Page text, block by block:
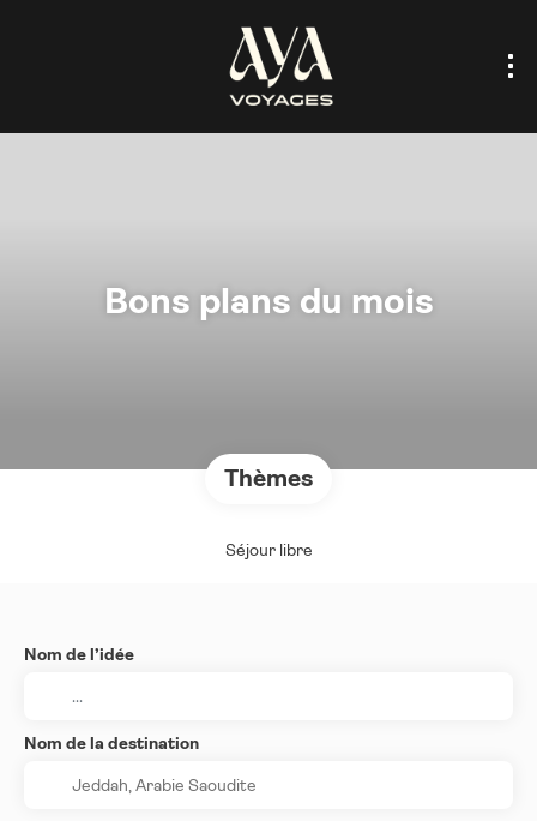
Bons plans du mois
Thèmes
Séjour libre
Nom de l’idée
Nom de la destination